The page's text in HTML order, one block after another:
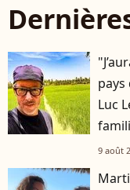
pays
Luc
9 août